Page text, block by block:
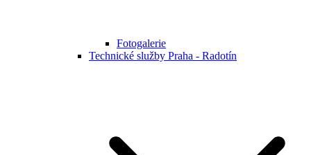
Fotogalerie
Technické služby Praha - Radotín